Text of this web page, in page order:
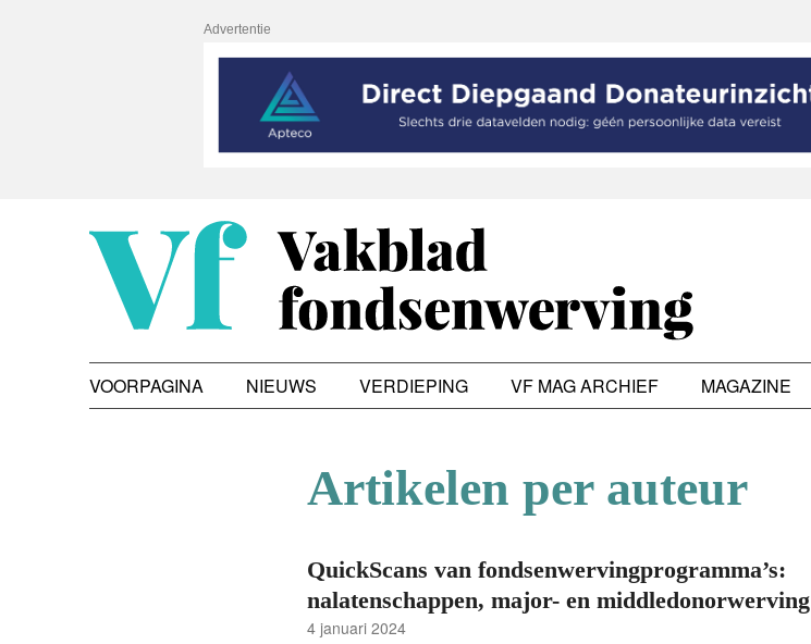
Advertentie
VOORPAGINA NIEUWS VERDIEPING VF MAG ARCHIEF MAGAZINE
Artikelen per auteur
QuickScans van fondsenwervingprogramma’s:
nalatenschappen, major- en middledonorwerving
4 januari 2024